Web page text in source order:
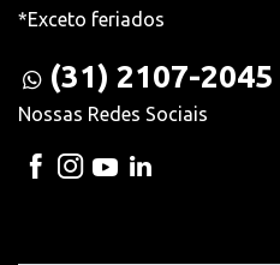
*Exceto feriados
(31) 2107-2045
Nossas Redes Sociais